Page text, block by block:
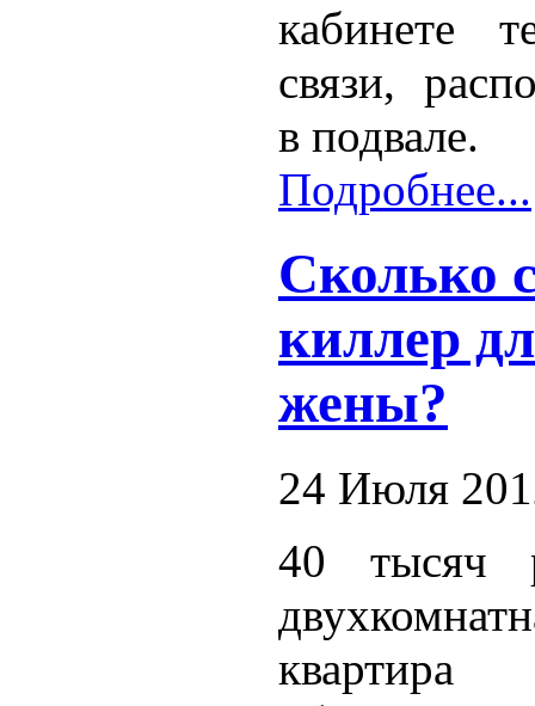
кабинете
связи,
в подвале.
Подробнее...
Сколько
киллер
жены?
24 Июля
40 тысяч